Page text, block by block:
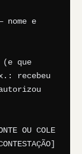
nome e
que
recebeu
OU COLE